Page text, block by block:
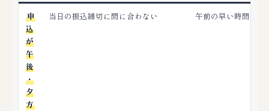
申
込
が
午
後
・
夕
方
当日の振込締切に間に合わない 午前の早い時間に申